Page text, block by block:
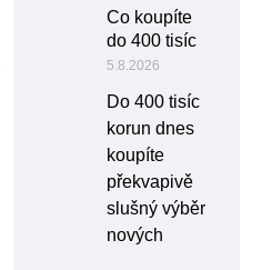
Co koupíte
do 400 tisíc
5.8.2026
Do 400 tisíc
korun dnes
koupíte
překvapivě
slušný výběr
nových